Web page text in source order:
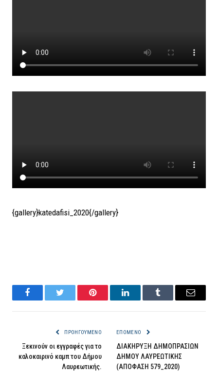
{gallery}katedafisi_2020{/gallery}
FacebookTwitter Pinterest LinkedInTumblr Email
ΠΡΟΗΓΟΎΜΕΝΟ
Ξεκινούν οι εγγραφές για το
καλοκαιρινό καμπ του Δήμου
Λαυρεωτικής.
ΕΠΌΜΕΝΟ
ΔΙΑΚΗΡΥΞΗ ΔΗΜΟΠΡΑΣΙΩΝ
ΔΗΜΟΥ ΛΑΥΡΕΩΤΙΚΗΣ
(ΑΠΟΦΑΣΗ 579_2020)